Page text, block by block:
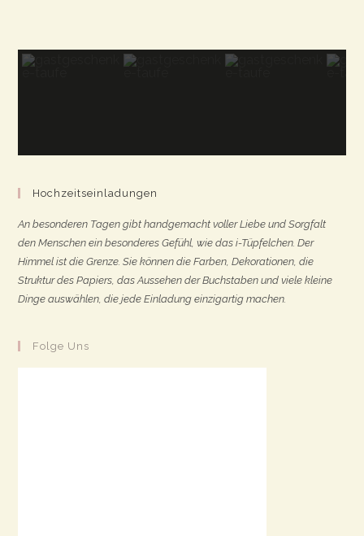
Hochzeitseinladungen
An besonderen Tagen gibt handgemacht voller Liebe und Sorgfalt
den Menschen ein besonderes Gefühl, wie das i-Tüpfelchen. Der
Himmel ist die Grenze. Sie können die Farben, Dekorationen, die
Struktur des Papiers, das Aussehen der Buchstaben und viele kleine
Dinge auswählen, die jede Einladung einzigartig machen.
Folge Uns